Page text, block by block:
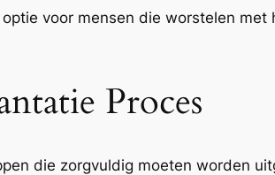
voor mensen die worstelen met
Proces
die zorgvuldig moeten worden